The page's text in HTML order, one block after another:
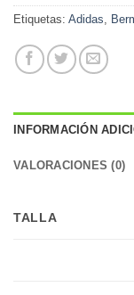
Etiquetas: Adidas,
INFORMACIÓN
VALORACIONES (0)
TALLA